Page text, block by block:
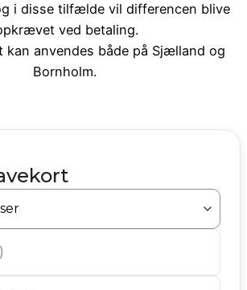
i disse tilfælde vil differencen blive
ved betaling.
kan anvendes både på Sjælland og
Bornholm.